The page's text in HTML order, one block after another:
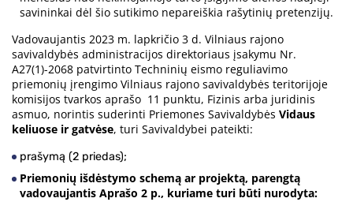
savininkai dėl šio sutikimo nepareiškia rašytinių pretenzijų.
Vadovaujantis 2023 m. lapkričio 3 d. Vilniaus rajono
savivaldybės administracijos direktoriaus įsakymu Nr.
A27(1)-2068 patvirtinto Techninių eismo reguliavimo
priemonių įrengimo Vilniaus rajono savivaldybės teritorijoje
komisijos tvarkos aprašo 11 punktu, Fizinis arba juridinis
asmuo, norintis suderinti Priemones Savivaldybės Vidaus
keliuose ir gatvėse, turi Savivaldybei pateikti:
prašymą (2 priedas);
Priemonių išdėstymo schemą ar projektą, parengtą
vadovaujantis Aprašo 2 p., kuriame turi būti nurodyta: